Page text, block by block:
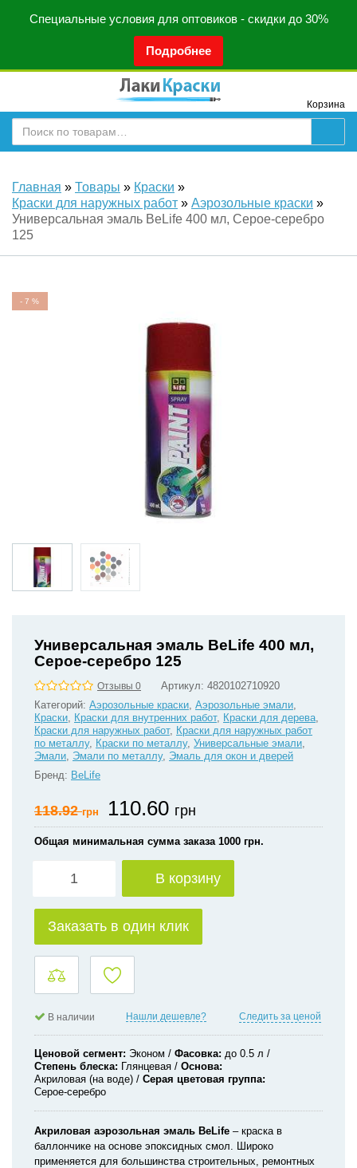
Специальные условия для оптовиков - скидки до 30%
Подробнее
Корзина
Главная » Товары » Краски »
Краски для наружных работ » Аэрозольные краски »
Универсальная эмаль BeLife 400 мл, Серое-серебро
125
-7%
Универсальная эмаль BeLife 400 мл,
Серое-серебро 125
Отзывы 0 Артикул: 4820102710920
Категорий: Аэрозольные краски, Аэрозольные эмали,
Краски, Краски для внутренних работ, Краски для дерева,
Краски для наружных работ, Краски для наружных работ
по металлу, Краски по металлу, Универсальные эмали,
Эмали, Эмали по металлу, Эмаль для окон и дверей
Бренд: BeLife
118.92грн 110.60 грн
Общая минимальная сумма заказа 1000 грн.
В корзину
Заказать в один клик
В наличии Нашли дешевле? Следить за ценой
Ценовой сегмент Эконом Фасовка до 0.5 л
Степень блеска
Глянцевая
Основа
Акриловая (на воде)
Серая цветовая группа
Серое-серебро
Акриловая аэрозольная эмаль BeLife – краска в
баллончике на основе эпоксидных смол. Широко
применяется для большинства строительных, ремонтных